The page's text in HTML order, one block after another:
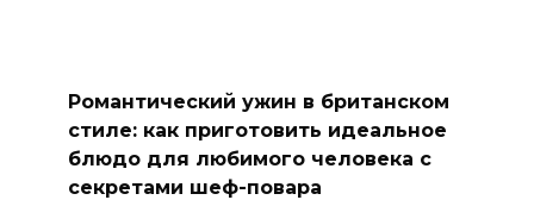
Романтический ужин в британском
стиле: как приготовить идеальное
блюдо для любимого человека с
секретами шеф-повара